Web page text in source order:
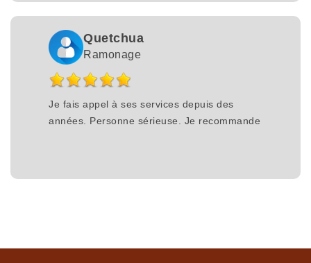
Quetchua
Ramonage
Je fais appel à ses services depuis des
années. Personne sérieuse. Je recommande